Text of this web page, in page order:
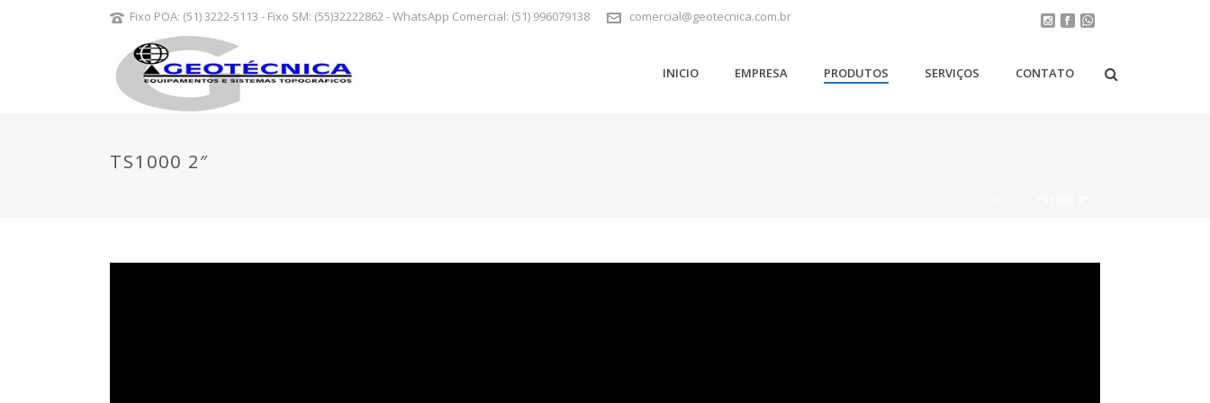
Fixo POA: (51) 3222-5113 - Fixo SM: (55)32222862 - WhatsApp Comercial: (51) 996079138 comercial@geotecnica.com.br
INICIO EMPRESA PRODUTOS SERVIÇOS CONTATO
TS1000 2″